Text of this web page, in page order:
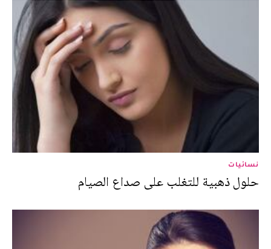
نسائيات
حلول ذهبية للتغلب على صداع الصيام